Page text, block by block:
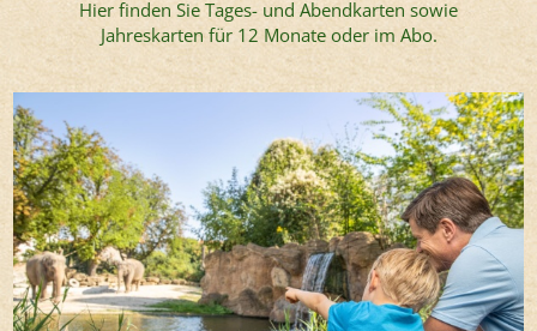
Hier finden Sie Tages- und Abendkarten sowie
Jahreskarten für 12 Monate oder im Abo.